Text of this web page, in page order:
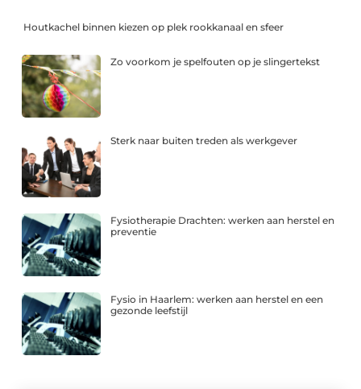
Houtkachel binnen kiezen op plek rookkanaal en sfeer
Zo voorkom je spelfouten op je slingertekst
Sterk naar buiten treden als werkgever
Fysiotherapie Drachten: werken aan herstel en
preventie
Fysio in Haarlem: werken aan herstel en een
gezonde leefstijl